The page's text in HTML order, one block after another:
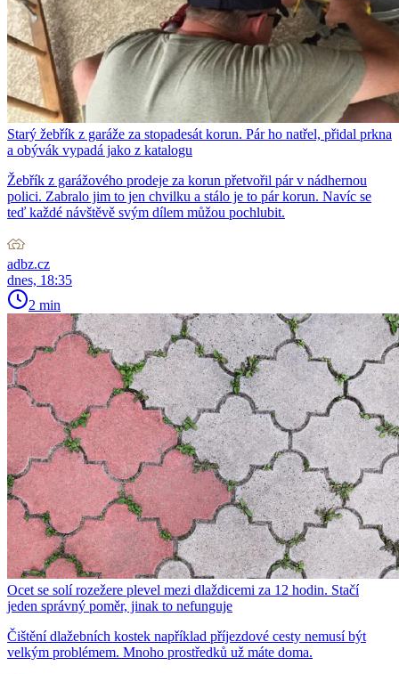
Starý žebřík z garáže za stopadesát korun. Pár ho natřel, přidal prkna
a obývák vypadá jako z katalogu
Žebřík z garážového prodeje za korun přetvořil pár v nádhernou
polici. Zabralo jim to jen chvilku a stálo je to pár korun. Navíc se
teď každé návštěvě svým dílem můžou pochlubit.
adbz.cz
dnes, 18:35
2 min
Ocet se solí rozežere plevel mezi dlaždicemi za 12 hodin. Stačí
jeden správný poměr, jinak to nefunguje
Čištění dlažebních kostek například příjezdové cesty nemusí být
velkým problémem. Mnoho prostředků už máte doma.